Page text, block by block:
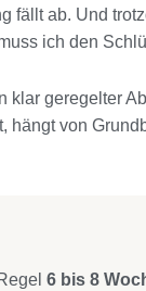
fällt ab. Und
ich den
geregelter
von
6 bis 8